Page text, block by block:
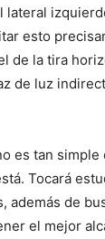
lateral
esto
de la tira
de luz
es tan simple
Tocará
además de
el mejor